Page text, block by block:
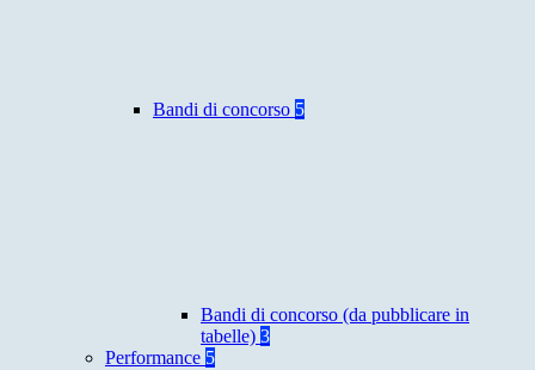
Bandi di concorso 5
Bandi di concorso (da pubblicare in
tabelle) 3
Performance 5